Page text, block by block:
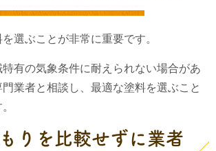
選ぶことが非常に重要です。
有の気象条件に耐えられない場合があ
業者と相談し、最適な塗料を選ぶこと
りを比較せずに業者